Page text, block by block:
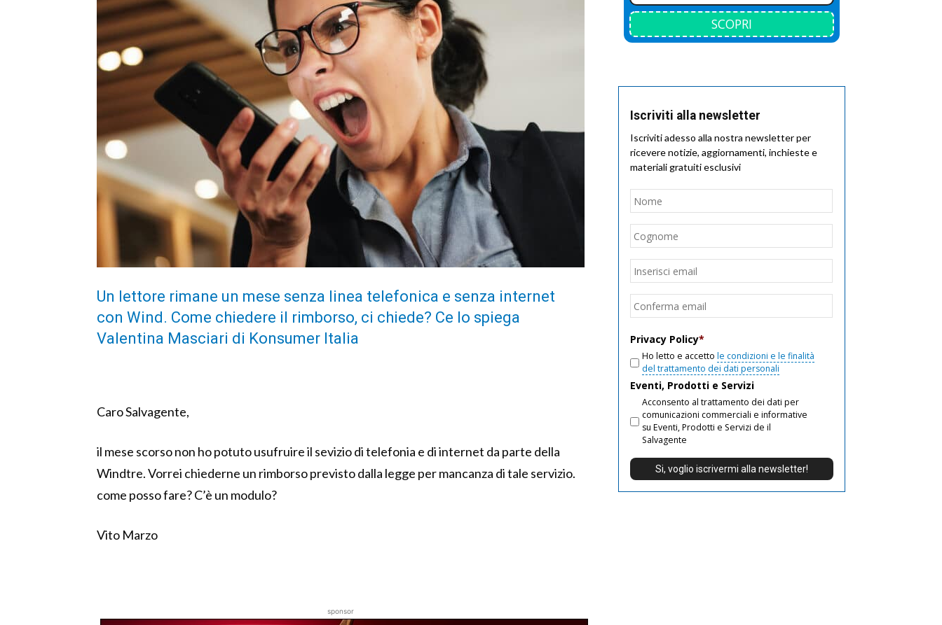
Un lettore rimane un mese senza linea telefonica e senza internet
con Wind. Come chiedere il rimborso, ci chiede? Ce lo spiega
Valentina Masciari di Konsumer Italia
Caro Salvagente,
il mese scorso non ho potuto usufruire il sevizio di telefonia e di internet da parte della
Windtre. Vorrei chiederne un rimborso previsto dalla legge per mancanza di tale servizio.
come posso fare? C’è un modulo?
Vito Marzo
sponsor
SCOPRI
Iscriviti alla newsletter
Iscriviti adesso alla nostra newsletter per
ricevere notizie, aggiornamenti, inchieste e
materiali gratuiti esclusivi
Nome
Email
Privacy Policy*
Ho letto e accetto le condizioni e le finalità
del trattamento dei dati personali
Eventi, Prodotti e Servizi
Acconsento al trattamento dei dati per
comunicazioni commerciali e informative
su Eventi, Prodotti e Servizi de il
Salvagente